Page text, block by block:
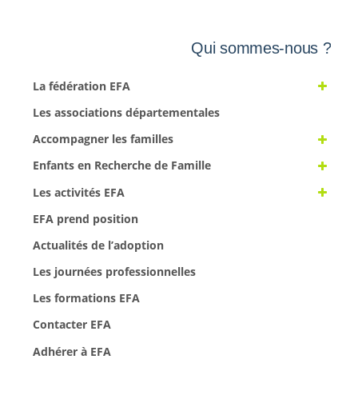
Qui sommes-nous ?
La fédération EFA
Les associations départementales
Accompagner les familles
Enfants en Recherche de Famille
Les activités EFA
EFA prend position
Actualités de l’adoption
Les journées professionnelles
Les formations EFA
Contacter EFA
Adhérer à EFA